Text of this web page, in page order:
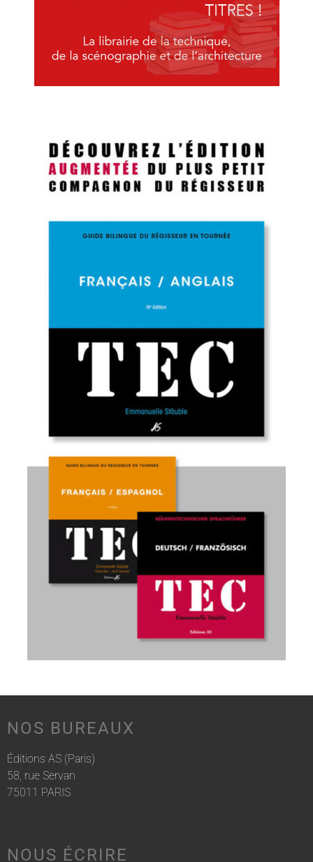
NOS BUREAUX
Éditions AS (Paris)
58, rue Servan
75011 PARIS
NOUS ÉCRIRE